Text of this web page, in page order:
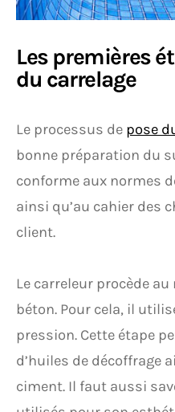
Les premières
du carrelage
Le processus de pose
bonne préparation du
conforme aux normes
ainsi qu’au cahier des
client.
Le carreleur procède
béton. Pour cela, il
pression. Cette étape
d’huiles de décoffrage
ciment. Il faut aussi